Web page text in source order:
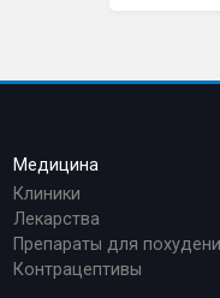
Медицина
Клиники
Лекарства
Препараты для
Контрацептивы